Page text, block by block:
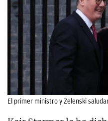
El primer ministro y Zelenski